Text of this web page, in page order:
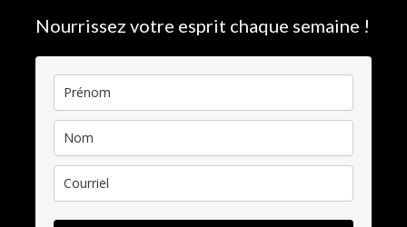
Nourrissez votre esprit chaque semaine !